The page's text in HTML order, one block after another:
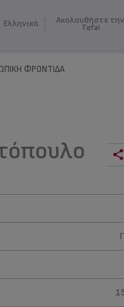
Ελληνικά Ακολουθήστε την
Tefal
ΦΡΟΝΤΙΔΑ